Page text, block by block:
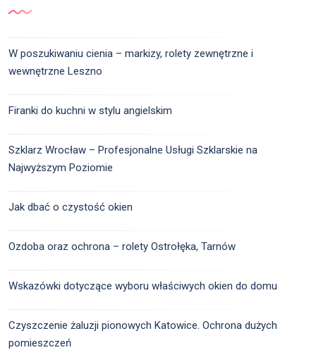
W poszukiwaniu cienia – markizy, rolety zewnętrzne i
wewnętrzne Leszno
Firanki do kuchni w stylu angielskim
Szklarz Wrocław – Profesjonalne Usługi Szklarskie na
Najwyższym Poziomie
Jak dbać o czystość okien
Ozdoba oraz ochrona – rolety Ostrołęka, Tarnów
Wskazówki dotyczące wyboru właściwych okien do domu
Czyszczenie żaluzji pionowych Katowice. Ochrona dużych
pomieszczeń